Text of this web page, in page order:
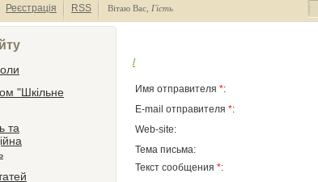
Реєстрація RSS Вітаю Вас Гість
"Шкільне
та
/
Имя отправителя *:
E-mail отправителя *:
Web-site:
Тема письма:
Текст сообщения *: